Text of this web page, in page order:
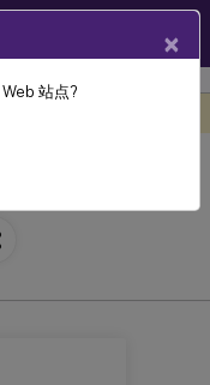
2109
×
站点?